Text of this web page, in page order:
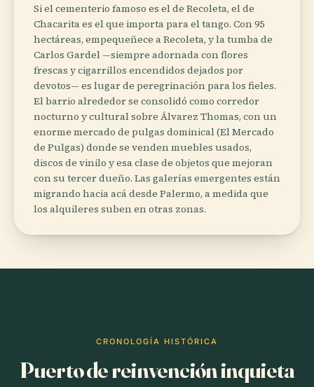
Si el cementerio famoso es el de Recoleta, el de
Chacarita es el que importa para el tango. Con 95
hectáreas, empequeñece a Recoleta, y la tumba de
Carlos Gardel —siempre adornada con flores
frescas y cigarrillos encendidos dejados por
devotos— es lugar de peregrinación para los fieles.
El barrio alrededor se consolidó como corredor
nocturno y cultural sobre Álvarez Thomas, con un
enorme mercado de pulgas dominical (El Mercado
de Pulgas) donde se venden muebles usados,
discos de vinilo y esa clase de objetos que mejoran
con su tercer dueño. Las galerías emergentes están
migrando hacia acá desde Palermo, a medida que
los alquileres suben en otras zonas.
CRONOLOGÍA HISTÓRICA
Puerto de reinvención inquieta